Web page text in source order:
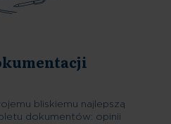
bliskiemu najlepszą
dokumentów: opinii